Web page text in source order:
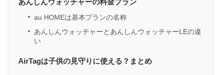
あんしんウォッチャーの料金プラン
au HOMEは基本プランの名称
あんしんウォッチャーとあんしんウォッチャーLEの違
い
AirTagは子供の見守りに使える？まとめ